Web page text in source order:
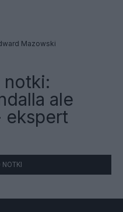
Mazowski
notki:
ale
ekspert